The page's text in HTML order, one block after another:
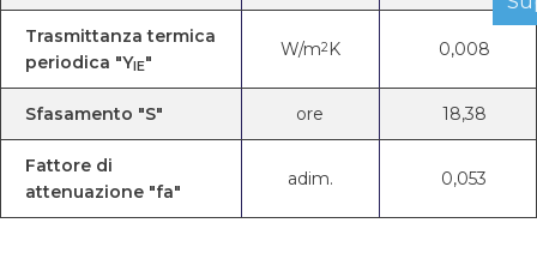
Trasmittanza termica
periodica "Y IE"
W/m2K 0,008
Sfasamento "S" ore 18,38
Fattore di
attenuazione "fa"
adim. 0,053